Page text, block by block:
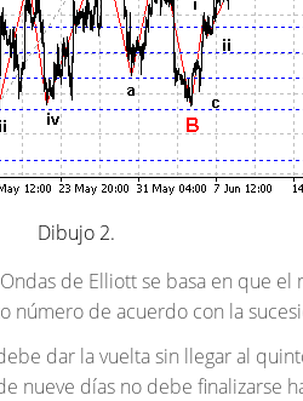
Dibujo 2.
de Elliott se basa en que
de acuerdo con la
dar la vuelta sin llegar al
nueve días no debe finalizarse